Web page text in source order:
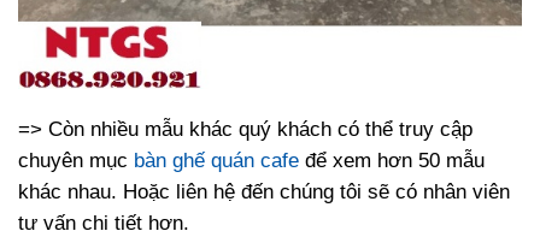
=> Còn nhiều mẫu khác quý khách có thể truy cập
chuyên mục bàn ghế quán cafe để xem hơn 50 mẫu
khác nhau. Hoặc liên hệ đến chúng tôi sẽ có nhân viên
tư vấn chi tiết hơn.